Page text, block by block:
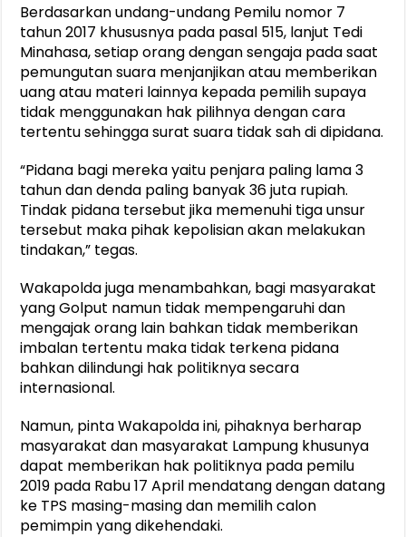
Berdasarkan undang-undang Pemilu nomor 7
tahun 2017 khususnya pada pasal 515, lanjut Tedi
Minahasa, setiap orang dengan sengaja pada saat
pemungutan suara menjanjikan atau memberikan
uang atau materi lainnya kepada pemilih supaya
tidak menggunakan hak pilihnya dengan cara
tertentu sehingga surat suara tidak sah di dipidana.
“Pidana bagi mereka yaitu penjara paling lama 3
tahun dan denda paling banyak 36 juta rupiah.
Tindak pidana tersebut jika memenuhi tiga unsur
tersebut maka pihak kepolisian akan melakukan
tindakan,” tegas.
Wakapolda juga menambahkan, bagi masyarakat
yang Golput namun tidak mempengaruhi dan
mengajak orang lain bahkan tidak memberikan
imbalan tertentu maka tidak terkena pidana
bahkan dilindungi hak politiknya secara
internasional.
Namun, pinta Wakapolda ini, pihaknya berharap
masyarakat dan masyarakat Lampung khusunya
dapat memberikan hak politiknya pada pemilu
2019 pada Rabu 17 April mendatang dengan datang
ke TPS masing-masing dan memilih calon
pemimpin yang dikehendaki.